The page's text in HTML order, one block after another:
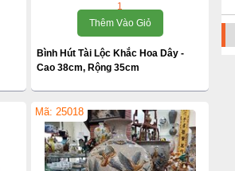
1
Thêm Vào Giỏ
Bình Hút Tài Lộc Khắc Hoa Dây -
Cao 38cm, Rộng 35cm
Mã: 25018